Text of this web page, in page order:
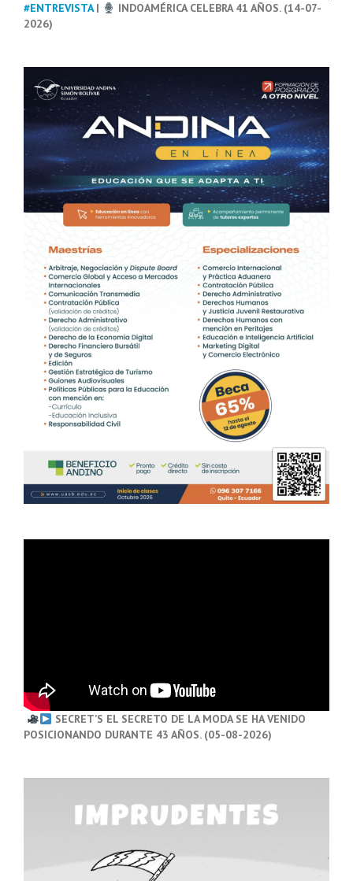
#ENTREVISTA|
INDOAMÉRICA CELEBRA 41 AÑOS. (14-07-
2026)
SECRET’S EL SECRETO DE LA MODA SE HA VENIDO
POSICIONANDO DURANTE 43 AÑOS. (05-08-2026)